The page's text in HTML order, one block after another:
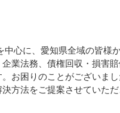
中心に、愛知県全域の皆様
業法務、債権回収・損害賠
お困りのことがございま
方法をご提案させていただ